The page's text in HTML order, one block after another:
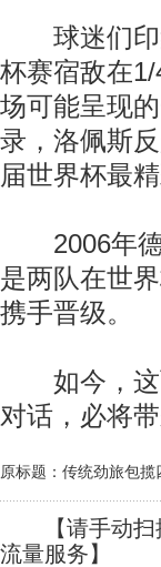
球迷们印
杯赛宿敌在
场可能呈现
录，洛佩斯
届世界杯最
2006年德
是两队在世
携手晋级。
如今，这两
对话，必将带
原标题：传统劲旅包揽
【请手动扫描
流量服务】